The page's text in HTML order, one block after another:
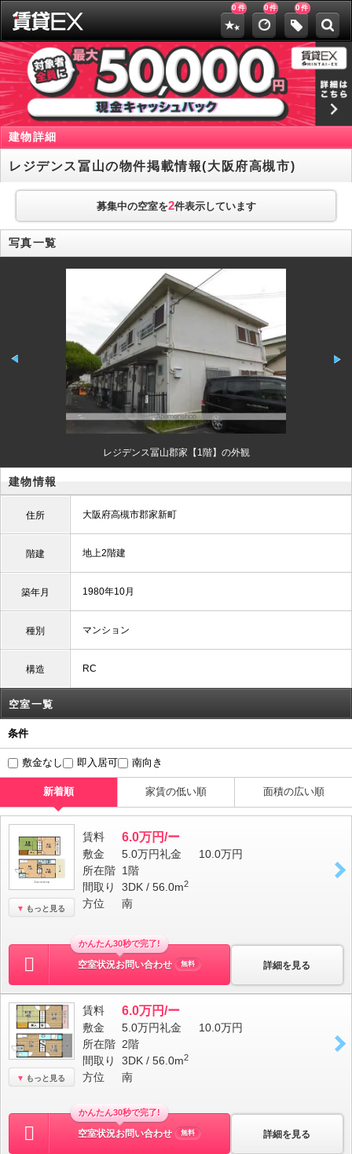
0 件 0件 0件
建物詳細
レジデンス冨山の物件掲載情報(大阪府高槻市)
募集中の空室を2件表示しています
写真一覧
レジデンス冨山郡家【1階】の外観
建物情報
住所 大阪府高槻市郡家新町
階建 地上2階建
築年月 1980年10月
種別 マンション
構造 RC
空室一覧
条件
敷金なし 即入居可 南向き
新着順 家賃の低い順 面積の広い順
もっと見る
賃料 6.0万円/ー
敷金 5.0万円礼金
10.0万円
所在階 1階
間取り
3DK / 56.0m2
方位 南
詳細を見る
かんたん30秒で完了!
空室状況お問い合わせ 無料
もっと見る
賃料 6.0万円/ー
敷金 5.0万円礼金
10.0万円
所在階 2階
間取り
3DK / 56.0m2
方位 南
詳細を見る
かんたん30秒で完了!
空室状況お問い合わせ 無料